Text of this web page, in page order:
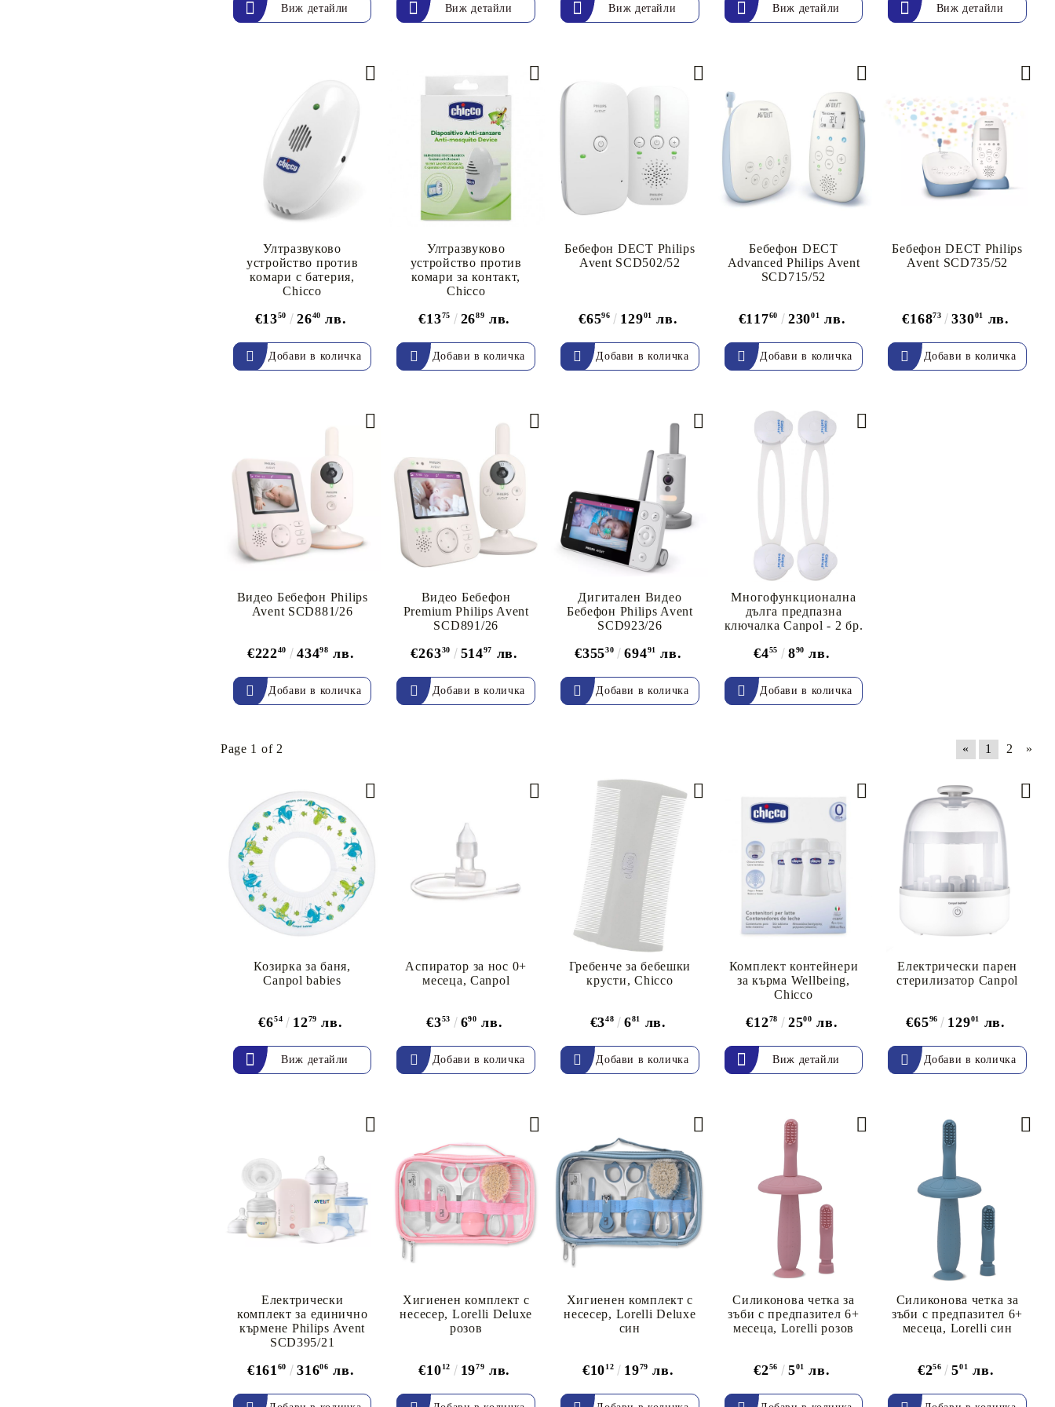
Maped
PAPADOPOULOS
Bebem Natural
КАРМЕЛА 2000
Hamanek
Queen's
Kodomo
Nutribén
Laboratorios BABÉ
Migibi
ФЮТ
Егмонт
Хермес
Depesche
Посоки
Робертино
Виж детайли Виж детайли Виж детайли Виж детайли Виж детайли
Ултразвуково
устройство против
комари с батерия,
Chicco
€1350 2640 лв.
Ултразвуково
устройство против
комари за контакт,
Chicco
€1375 2689 лв.
Бебефон DECT Philips
Avent SCD502/52
€6596 12901 лв.
Бебефон DECT
Advanced Philips Avent
SCD715/52
€11760 23001 лв.
Бебефон DECT Philips
Avent SCD735/52
€16873 33001 лв.
Видео Бебефон Philips
Avent SCD881/26
€22240 43498 лв.
Видео Бебефон
Premium Philips Avent
SCD891/26
€26330 51497 лв.
Дигитален Видео
Бебефон Philips Avent
SCD923/26
€35530 69491 лв.
Многофункционална
дълга предпазна
ключалка Canpol - 2 бр.
€455 890 лв.
Page 1 of 2 « 1 2 »
Козирка за баня,
Canpol babies
€654 1279 лв.
Виж детайли
Аспиратор за нос 0+
месеца, Canpol
€353 690 лв.
Гребенче за бебешки
крусти, Chicco
€348 681 лв.
Комплект контейнери
за кърма Wellbeing,
Chicco
€1278 2500 лв.
Виж детайли
Електрически парен
стерилизатор Canpol
€6596 12901 лв.
Електрически
комплект за единично
кърмене Philips Avent
SCD395/21
€161 60 31606 лв.
Хигиенен комплект с
несесер, Lorelli Deluxe
розов
€1012 1979 лв.
Хигиенен комплект с
несесер, Lorelli Deluxe
син
€1012 1979 лв.
Силиконова четка за
зъби с предпазител 6+
месеца, Lorelli розов
€256 501 лв.
Силиконова четка за
зъби с предпазител 6+
месеца, Lorelli син
€256 501 лв.